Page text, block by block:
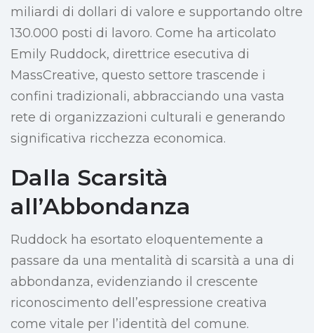
miliardi di dollari di valore e supportando oltre
130.000 posti di lavoro. Come ha articolato
Emily Ruddock, direttrice esecutiva di
MassCreative, questo settore trascende i
confini tradizionali, abbracciando una vasta
rete di organizzazioni culturali e generando
significativa ricchezza economica.
Dalla Scarsità
all’Abbondanza
Ruddock ha esortato eloquentemente a
passare da una mentalità di scarsità a una di
abbondanza, evidenziando il crescente
riconoscimento dell’espressione creativa
come vitale per l’identità del comune.